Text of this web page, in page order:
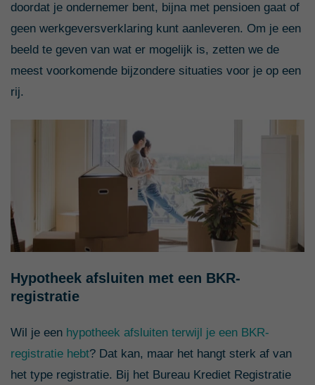
doordat je ondernemer bent, bijna met pensioen gaat of
geen werkgeversverklaring kunt aanleveren. Om je een
beeld te geven van wat er mogelijk is, zetten we de
meest voorkomende bijzondere situaties voor je op een
rij.
Hypotheek afsluiten met een BKR-
registratie
Wil je een hypotheek afsluiten terwijl je een BKR-
registratie hebt? Dat kan, maar het hangt sterk af van
het type registratie. Bij het Bureau Krediet Registratie